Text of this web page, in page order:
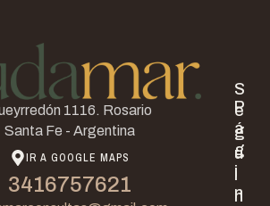
1116. Rosario
Santa Fe - Argentina
IR A GOOGLE MAPS
3416757621
P
á
g
i
n
S
e
g
u
n